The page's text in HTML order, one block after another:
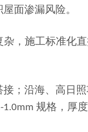
面渗漏风险。
，施工标准化
；沿海、高日
1.0mm 规格，厚